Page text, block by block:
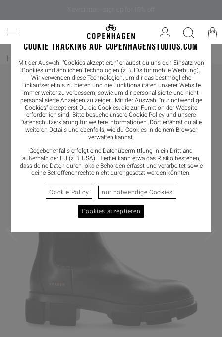
COOKIE TRACKING AUF COPENHAGENSTUDIOS.COM
Mit der Auswahl "Cookies akzeptieren" erlaubst du uns den Einsatz von
Cookies und ähnlichen Technologien (z.B. IDs für mobile Werbung).
Wir verwenden diese Technologien, um dir das bestmögliche
Einkaufserlebnis zu bieten und die Funktionalitäten unserer Website
immer weiter zu verbessern, sowie um dir personalisierte und nicht-
personalisierte Anzeigen zu zeigen. Mit der Auswahl "nur notwendige
Cookies" akzeptierst Du die Cookies, die zur Funktion der Website
erforderlich sind. Bitte besuche unsere Cookie Policy und unsere
Datenschutzerklärung für weitere Informationen. Dort erfährst du alle
weiteren Details und ebenfalls, wie du Cookies in deinem Browser
verwalten kannst.
Gegebenenfalls erfolgt eine Datenübermittlung in ein Drittland
außerhalb der EU (z.B. USA). Hierbei kann etwa das Risiko bestehen,
dass deine Daten durch lokale Behörden erfasst und verarbeitet sowie
deine Betroffenenrechte nicht durchgesetzt werden könnten.
Cookie Policy nur notwendige Cookies
Cookies akzeptieren
Home / Damen/ Boots Chelseaboot